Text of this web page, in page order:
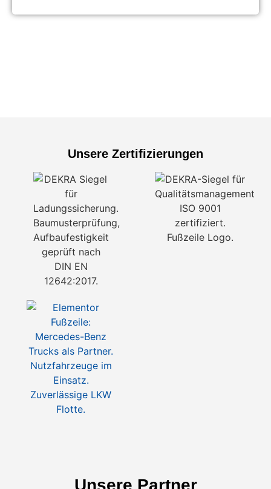
Unsere Zertifizierungen